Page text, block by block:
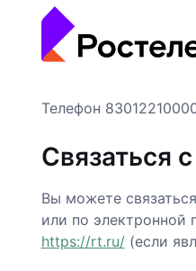
Телефон
Связаться
Вы можете
или по электронной
https://rt.ru/(если